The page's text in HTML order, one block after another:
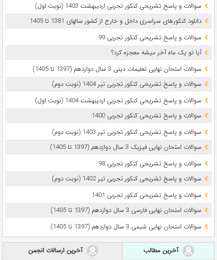
سوالات و پاسخ تشریحی کنکور تجربی اردیبهشت 1403 (نوبت اول)
دانلود کنکورهای سراسری داخل و خارج از کشور سالهای 1381 تا 1405
سوالات و پاسخ تشریحی کنکور تجربی 99
آیا تو یک ماه آخر میشه معجزه کرد؟
سوالات امتحان نهایی تعلیمات دینی 3 سال دوازدهم (1397 تا 1405)
سوالات و پاسخ تشریحی کنکور تجربی تیر 1404 (نوبت دوم)
سوالات و پاسخ تشریحی کنکور تجربی اردیبهشت 1404 (نوبت اول)
سوالات و پاسخ تشریحی کنکور تجربی 1400
سوالات و پاسخ تشریحی کنکور تجربی تیر 1403 (نوبت دوم)
سوالات امتحان نهایی فیزیک 3 سال دوازدهم (1397 تا 1405)
سوالات و پاسخ تشریحی کنکور تجربی 98
سوالات و پاسخ تشریحی کنکور تجربی تیر 1402 (نوبت دوم)
سوالات و پاسخ تشریحی کنکور تجربی 1401
سوالات امتحان نهایی فارسی 3 سال دوازدهم (1397 تا 1405)
سوالات امتحان نهایی شیمی 3 سال دوازدهم (1397 تا 1405)
آخرین مطالب
آخرین ارسالات انجمن